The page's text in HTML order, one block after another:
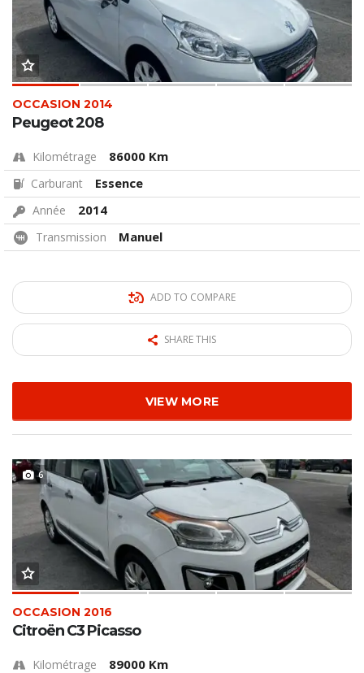
OCCASION 2014
Peugeot 208
Kilométrage 86000 Km
Carburant Essence
Année 2014
Transmission Manuel
ADD TO COMPARE
SHARE THIS
VIEW MORE
6
OCCASION 2016
Citroën C3 Picasso
Kilométrage 89000 Km